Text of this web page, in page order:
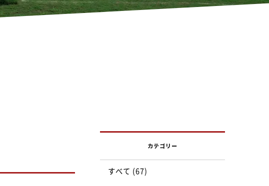
カテゴリー
すべて (67)